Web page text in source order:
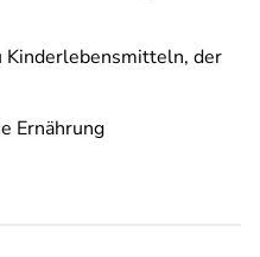
Kinderlebensmitteln, der
Ernährung